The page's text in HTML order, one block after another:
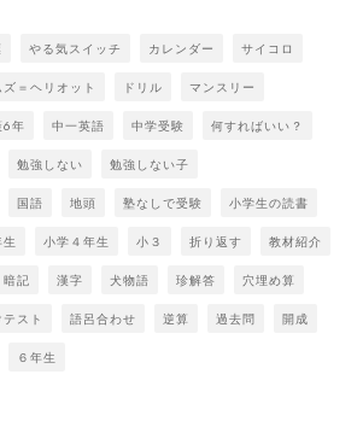
やる気スイッチ カレンダー サイコロ
ズ＝ヘリオット ドリル マンスリー
6年 中一英語 中学受験 何すればいい？
勉強しない 勉強しない子
国語 地頭 塾なしで受験 小学生の読書
小学４年生 小３ 折り返す 教材紹介
暗記 漢字 犬物語 珍解答 穴埋め算
スト 語呂合わせ 逆算 過去問 開成
６年生